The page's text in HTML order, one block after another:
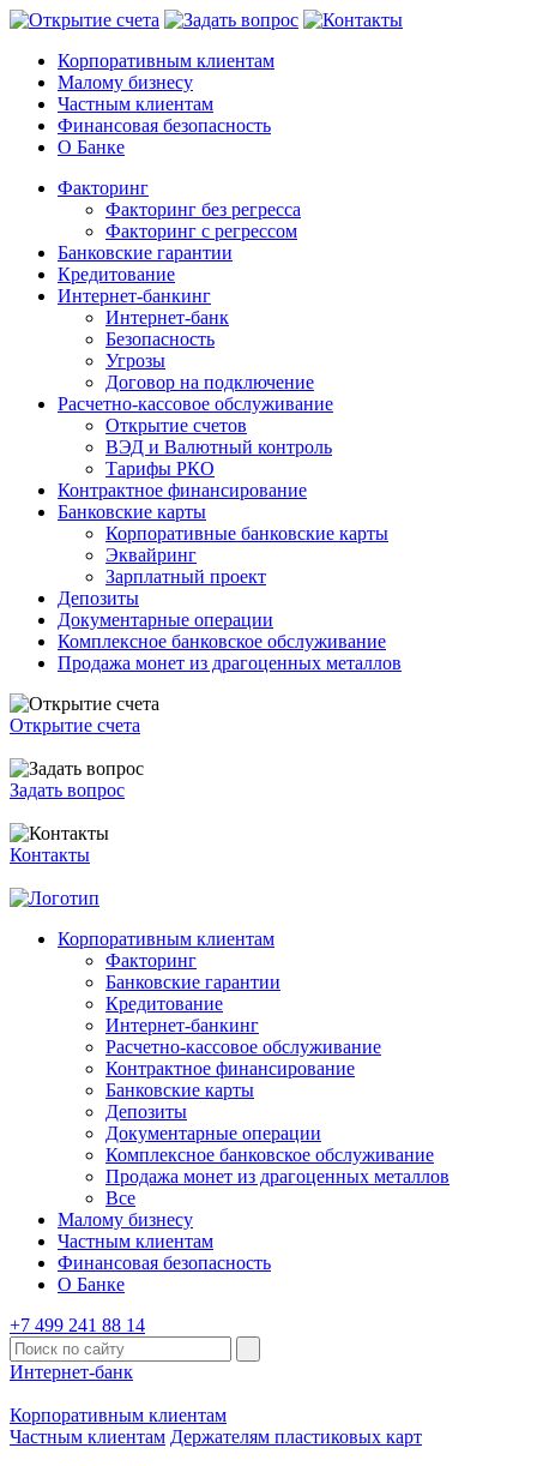
Корпоративным клиентам
Малому бизнесу
Частным клиентам
Финансовая безопасность
О Банке
Факторинг
Факторинг без регресса
Факторинг с регрессом
Банковские гарантии
Кредитование
Интернет-банкинг
Интернет-банк
Безопасность
Угрозы
Договор на подключение
Расчетно-кассовое обслуживание
Открытие счетов
ВЭД и Валютный контроль
Тарифы РКО
Контрактное финансирование
Банковские карты
Корпоративные банковские карты
Эквайринг
Зарплатный проект
Депозиты
Документарные операции
Комплексное банковское обслуживание
Продажа монет из драгоценных металлов
Открытие счета
Задать вопрос
Контакты
Корпоративным клиентам
Факторинг
Банковские гарантии
Кредитование
Интернет-банкинг
Расчетно-кассовое обслуживание
Контрактное финансирование
Банковские карты
Депозиты
Документарные операции
Комплексное банковское обслуживание
Продажа монет из драгоценных металлов
Все
Малому бизнесу
Частным клиентам
Финансовая безопасность
О Банке
+7 499 241 88 14
Интернет-банк
Корпоративным клиентам
Частным клиентам Держателям пластиковых карт